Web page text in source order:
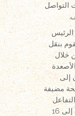
التواصل
الرئيس
بنقل
خلال
إلى
مضيفة
الرقمي في النسخة الثانية للمهرجان إلى 16